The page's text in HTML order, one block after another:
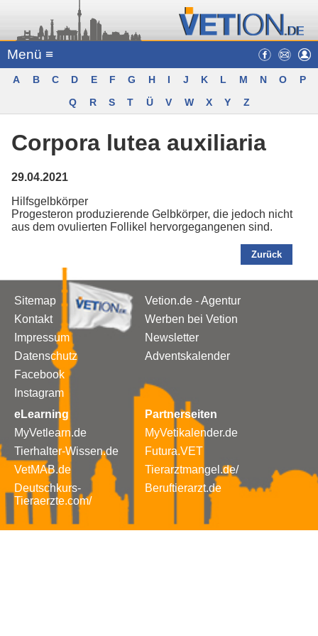
Menü ≡
A B C D E F G H I J K L M N O
P
Q
R S T Ü V W X Y Z
Corpora lutea auxiliaria
29.04.2021
Hilfsgelbkörper
Progesteron produzierende Gelbkörper, die jedoch nicht
aus dem ovulierten Follikel hervorgegangenen sind.
Zurück
Sitemap
Kontakt
Impressum
Datenschutz
Facebook
Instagram
Vetion.de - Agentur
Werben bei Vetion
Newsletter
Adventskalender
eLearning
MyVetlearn.de
Tierhalter-Wissen.de
VetMAB.de
Deutschkurs-
Tieraerzte.com/
Partnerseiten
MyVetikalender.de
Futura.VET
Tierarztmangel.de/
Beruftierarzt.de